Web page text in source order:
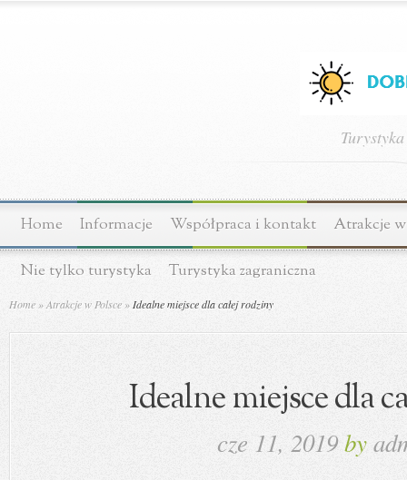
Home Informacje Współpraca i kontakt Atrakcje
Nie tylko turystyka Turystyka zagraniczna
Home »Atrakcje w Polsce » Idealne miejsce dla całej rodziny
Idealne miejsce dla
cze 11, 2019by